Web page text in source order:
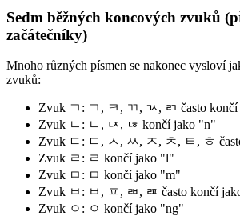
Sedm běžných koncových zvuků
začátečníky)
Mnoho různých písmen se nakonec vysloví
zvuků:
Zvuk ㄱ: ㄱ, ㅋ, ㄲ, ㄳ, ㄺ často
Zvuk ㄴ: ㄴ, ㄵ, ㄶ končí jako "n"
Zvuk ㄷ: ㄷ, ㅅ, ㅆ, ㅈ, ㅊ, ㅌ, ㅎ
Zvuk ㄹ: ㄹ končí jako "l"
Zvuk ㅁ: ㅁ končí jako "m"
Zvuk ㅂ: ㅂ, ㅍ, ㄼ, ㄿ často končí
Zvuk ㅇ: ㅇ končí jako "ng"